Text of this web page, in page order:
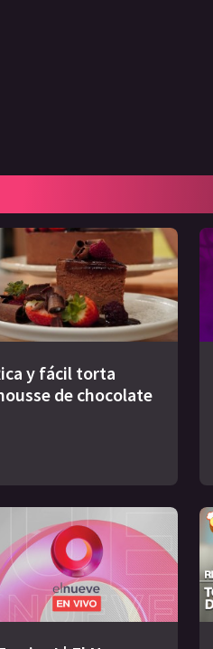
y fácil torta
de chocolate